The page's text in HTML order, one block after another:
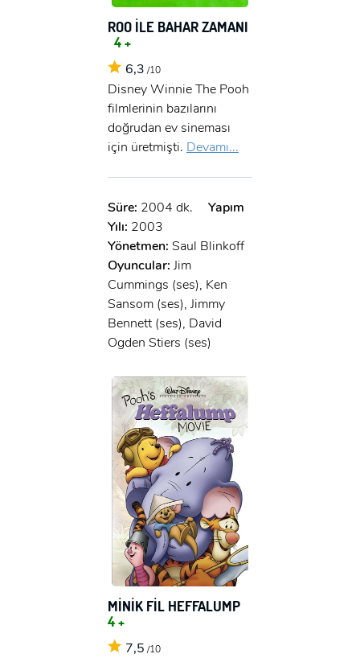
ROO İLE BAHAR ZAMANI
4 +
6,3 /10
Disney Winnie The Pooh
filmlerinin bazılarını
doğrudan ev sineması
için üretmişti. Devamı...
Süre: 2004 dk.
Yapım
Yılı: 2003
Yönetmen: Saul Blinkoff
Oyuncular: Jim
Cummings (ses), Ken
Sansom (ses), Jimmy
Bennett (ses), David
Ogden Stiers (ses)
MİNİK FİL HEFFALUMP
4 +
7,5 /10